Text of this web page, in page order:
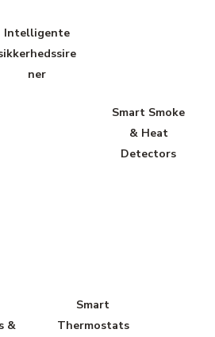
Intelligente
ner
Smart Smoke
& Heat
Detectors
&
Smart
Thermostats